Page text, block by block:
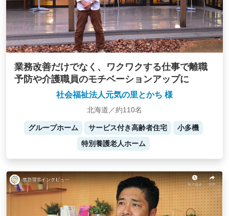
業務改善だけでなく、ワクワクする仕事で離職
予防や介護職員のモチベーションアップに
社会福祉法人元気の里とかち 様
北海道／約110名
グループホーム サービス付き高齢者住宅
小多機
特別養護老人ホーム